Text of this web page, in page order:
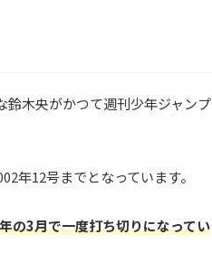
鈴木央がかつて週刊少年ジャンプ
年12号までとなっています。
の3月で一度打ち切りになってい